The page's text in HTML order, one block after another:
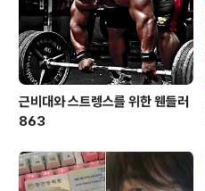
근비대와 스트렝스를 위한 웬들러
863